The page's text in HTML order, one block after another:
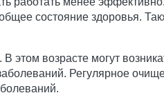
состояние здоровья.
этом возрасте могут
Регулярное